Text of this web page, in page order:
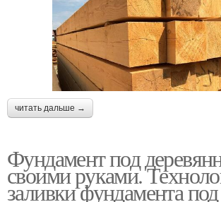
читать дальше →
Фундамент под
своими руками.
заливки фундамента